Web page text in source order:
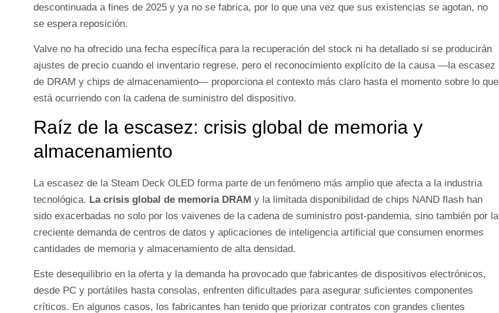
descontinuada a fines de 2025 y ya no se fabrica, por lo que una vez que sus existencias se agotan, no
se espera reposición.
Valve no ha ofrecido una fecha específica para la recuperación del stock ni ha detallado si se producirán
ajustes de precio cuando el inventario regrese, pero el reconocimiento explícito de la causa —la escasez
de DRAM y chips de almacenamiento— proporciona el contexto más claro hasta el momento sobre lo que
está ocurriendo con la cadena de suministro del dispositivo.
Raíz de la escasez: crisis global de memoria y
almacenamiento
La escasez de la Steam Deck OLED forma parte de un fenómeno más amplio que afecta a la industria
tecnológica. La crisis global de memoria DRAM y la limitada disponibilidad de chips NAND flash han
sido exacerbadas no solo por los vaivenes de la cadena de suministro post-pandemia, sino también por la
creciente demanda de centros de datos y aplicaciones de inteligencia artificial que consumen enormes
cantidades de memoria y almacenamiento de alta densidad.
Este desequilibrio en la oferta y la demanda ha provocado que fabricantes de dispositivos electrónicos,
desde PC y portátiles hasta consolas, enfrenten dificultades para asegurar suficientes componentes
críticos. En algunos casos, los fabricantes han tenido que priorizar contratos con grandes clientes